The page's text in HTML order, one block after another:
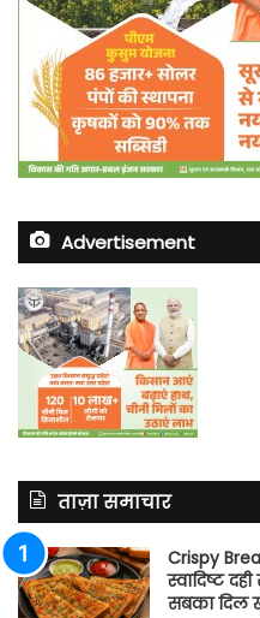
Advertisement
ताज़ा समाचार
Crispy
स्वादिष्ट
सबका दिल